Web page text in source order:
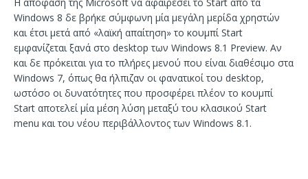
Windows 8 δε βρήκε σύμφωνη μία μεγάλη μερίδα χρηστών
και έτσι μετά από «λαϊκή απαίτηση» το κουμπί Start
εμφανίζεται ξανά στο desktop των Windows 8.1 Preview. Αν
και δε πρόκειται για το πλήρες μενού που είναι διαθέσιμο στα
Windows 7, όπως θα ήλπιζαν οι φανατικοί του desktop,
ωστόσο οι δυνατότητες που προσφέρει πλέον το κουμπί
Start αποτελεί μία μέση λύση μεταξύ του κλασικού Start
menu και του νέου περιβάλλοντος των Windows 8.1.